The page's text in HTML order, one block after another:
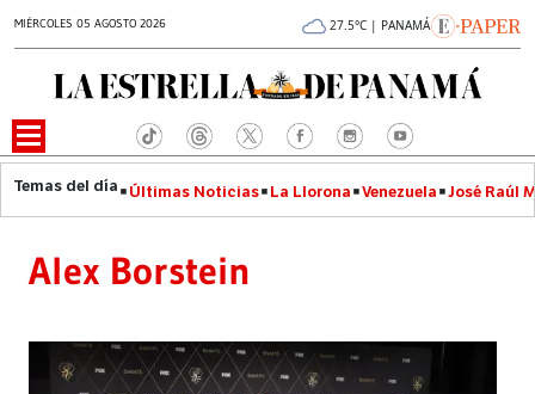
MIÉRCOLES 05 AGOSTO 2026 27.5°C | PANAMÁ
Últimas Noticias La Llorona Venezuela José Raúl
Alex Borstein